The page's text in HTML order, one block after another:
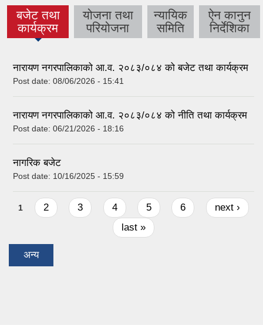
बजेट तथा
कार्यक्रम
(active
tab)
योजना तथा
परियोजना
न्यायिक
समिति
ऐन कानुन
निर्देशिका
नारायण नगरपालिकाको आ.व. २०८३/०८४ को बजेट तथा कार्यक्रम
Post date: 08/06/2026 - 15:41
नारायण नगरपालिकाको आ.व. २०८३/०८४ को नीति तथा कार्यक्रम
Post date: 06/21/2026 - 18:16
नागरिक बजेट
Post date: 10/16/2025 - 15:59
Pages
1 2 3 4 5 6
next ›
last »
अन्य